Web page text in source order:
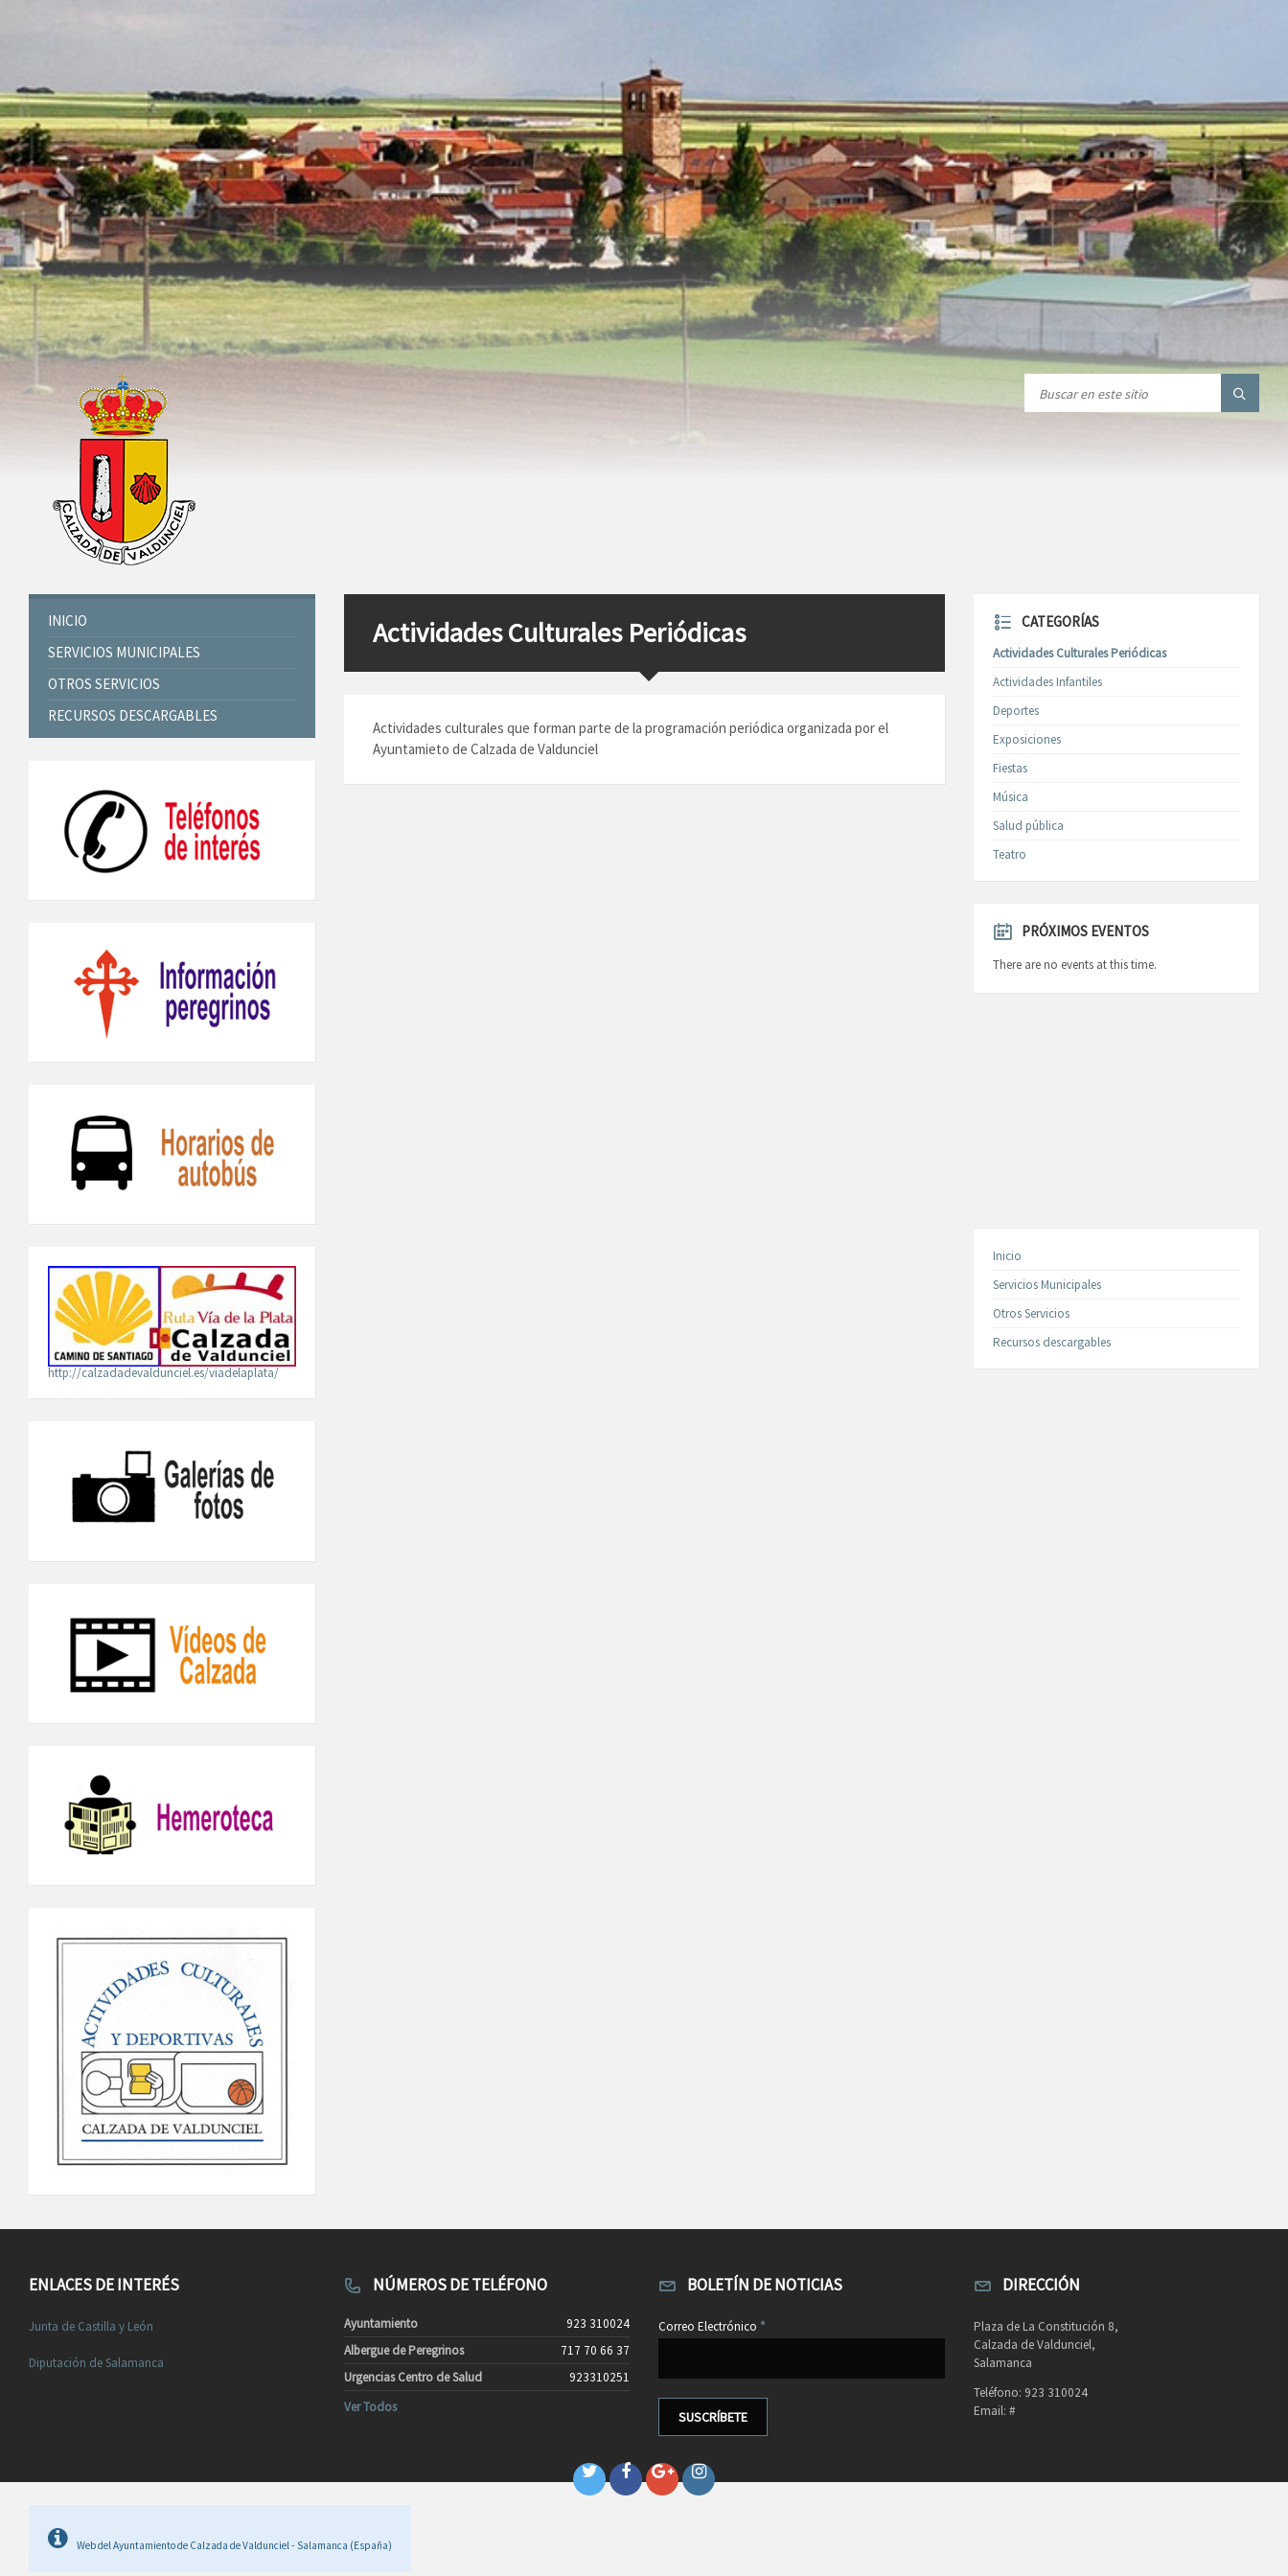
/srv/vhost/calzadadevaldunciel.es/home/html/wp-content/plugins/redux-framework/redux-core/inc/extensions/metaboxes/class-redux-extension-metaboxes.php
Warning: preg_match(): Unknown modifier '-' in/srv/vhost/calzadadevaldunciel.es/home/html/wp-content/plugins/redux-framework/redux-core/inc/extensions/metaboxes/class-redux-extension-metaboxes.phpon
line776
Warning: preg_match(): Unknown modifier '-' in/srv/vhost/calzadadevaldunciel.es/home/html/wp-content/plugins/redux-framework/redux-core/inc/extensions/metaboxes/class-redux-extension-metaboxes.phpon
line776
Warning: preg_match(): Unknown modifier '-' in/srv/vhost/calzadadevaldunciel.es/home/html/wp-content/plugins/redux-framework/redux-core/inc/extensions/metaboxes/class-redux-extension-metaboxes.phpon
line776
Warning: preg_match(): Unknown modifier '-' in/srv/vhost/calzadadevaldunciel.es/home/html/wp-content/plugins/redux-framework/redux-core/inc/extensions/metaboxes/class-redux-extension-metaboxes.phpon
line776
Warning: preg_match(): Unknown modifier '-' in/srv/vhost/calzadadevaldunciel.es/home/html/wp-content/plugins/redux-framework/redux-core/inc/extensions/metaboxes/class-redux-extension-metaboxes.phpon
line776
Warning: preg_match(): Unknown modifier '-' in /srv/vhost/calzadadevaldunciel.es/home/html/wp-content/plugins/redux-framework/redux-core/inc/extensions/metaboxes/class-redux-extension-metaboxes.php
line776
Actividades Culturales Periódicas
Actividades culturales que forman parte de la programación periódica organizada por el
Ayuntamieto de Calzada de Valdunciel
INICIO
SERVICIOS MUNICIPALES
OTROS SERVICIOS
RECURSOS DESCARGABLES
http://calzadadevaldunciel.es/viadelaplata/
CATEGORÍAS
Actividades Culturales Periódicas
Actividades Infantiles
Deportes
Exposiciones
Fiestas
Música
Salud pública
Teatro
PRÓXIMOS EVENTOS
There are no events at this time.
Inicio
Servicios Municipales
Otros Servicios
Recursos descargables
ENLACES DE INTERÉS
Junta de Castilla y León
Diputación de Salamanca
NÚMEROS DE TELÉFONO
Ayuntamiento
923 310024
Albergue de Peregrinos
717 70 66 37
Urgencias Centro de Salud
923310251
Ver Todos
BOLETÍN DE NOTICIAS
Correo Electrónico *
DIRECCIÓN
Plaza de La Constitución 8,
Calzada de Valdunciel,
Salamanca
Teléfono: 923 310024
Email: #
Web del Ayuntamiento de Calzada de Valdunciel - Salamanca (España)